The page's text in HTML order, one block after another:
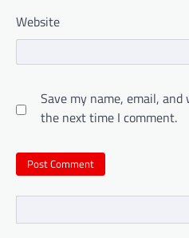
Website
Save my name, email,
the next time I comment.